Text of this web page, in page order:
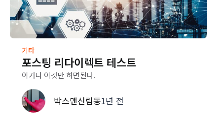
기타
포스팅 리다이렉트 테스트
이거다 이것만 하면된다.
박스맨신림동1년 전